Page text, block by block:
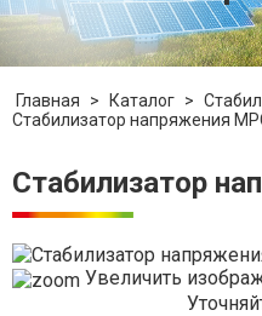
Главная > Каталог >
Стабилизатор напряжения
Стабилизатор
Увеличить